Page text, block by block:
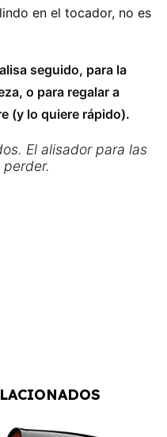
en el tocador, no es
seguido, para la
o para regalar a
(y lo quiere rápido).
El alisador para las